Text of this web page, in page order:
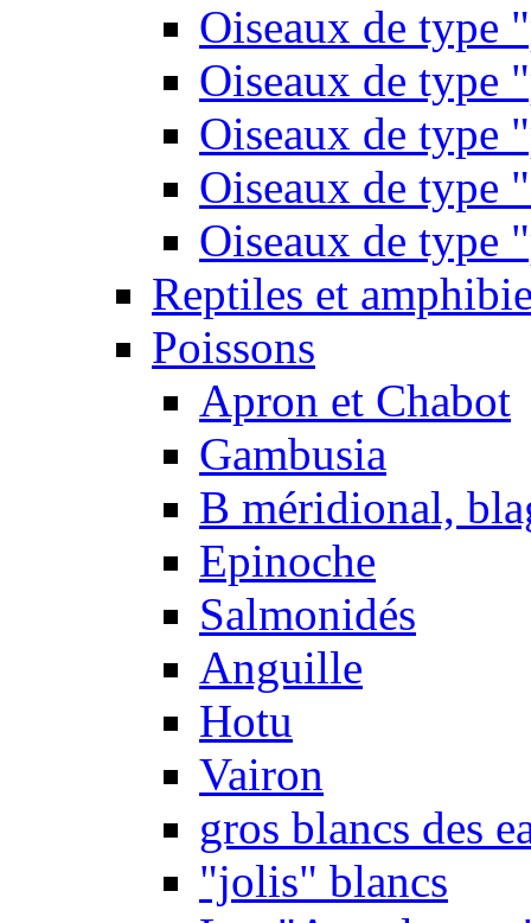
Oiseaux de type
Oiseaux de type
Oiseaux de type
Oiseaux de type
Oiseaux de type
Reptiles et
Poissons
Apron et Chabot
Gambusia
B méridional,
Epinoche
Salmonidés
Anguille
Hotu
Vairon
gros blancs des
"jolis" blancs